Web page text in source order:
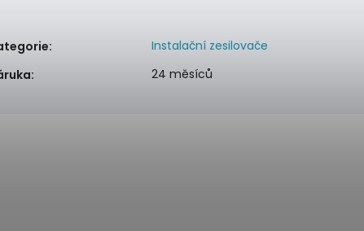
:
Instalační zesilovače
: 24 měsíců